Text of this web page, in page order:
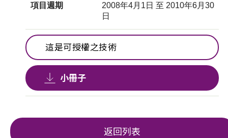
項目週期
2008年4月1日 至 2010年6月30
日
這是可授權之技術
小冊子
返回列表